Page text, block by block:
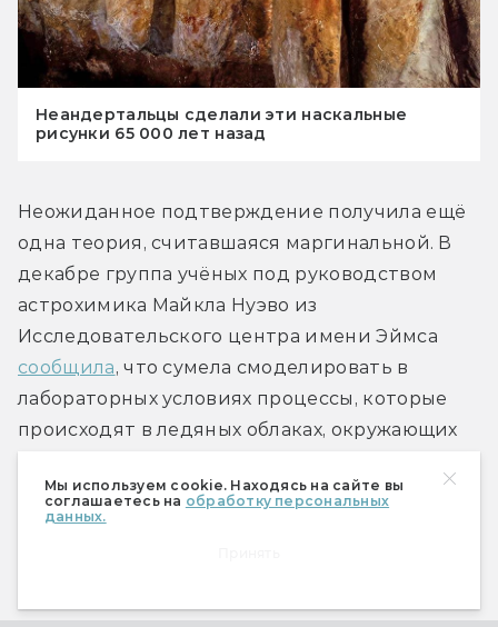
Мы используем cookie. Находясь на сайте вы
соглашаетесь на обработку персональных
данных.
Неандертальцы сделали эти наскальные
рисунки 65 000 лет назад
Неожиданное подтверждение получила ещё
одна теория, считавшаяся маргинальной. В
декабре группа учёных под руководством
астрохимика Майкла Нуэво из
сообщила, что сумела смоделировать в
лабораторных условиях процессы, которые
происходят в ледяных облаках, окружающих
зафиксировать возникновение сложных
молекул — 2-дезоксирибозы и других